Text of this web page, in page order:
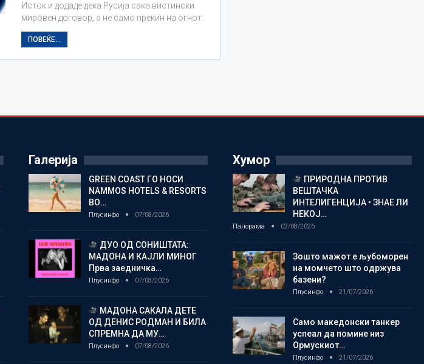
Исток и додаде дека Русија сака вистински
мировен договор, а не само прекин на огнот.
ПОВЕЌЕ...
Галерија
GREEN COAST ГО НОСИ
NAMMOS HOTELS & RESORTS
ВО…
Плусинфо 07/08/2026
ДУО ОД СОНИШТАТА:
МАДОНА И КАЈЛИ МИНОГ
Прва заедничка…
Плусинфо 07/08/2026
МАДОНА САКАЛА ДЕТЕ
ОД ДЕНИС РОДМАН И БИЛА
СПРЕМНА ДА МУ…
Плусинфо 07/08/2026
Хумор
ПРИРОДНА ПРОТИВ
ВЕШТАЧКА
ИНТЕЛИГЕНЦИЈА • ЗНАЕ ЛИ
НЕКОЈ…
Панорама 02/08/2026
Зошто мажот е љубоморен
на момчето што одржува
базени?
Плусинфо 21/07/2026
Само македонски танкер
успеал да помине низ
Ормускиот…
Плусинфо 21/07/2026